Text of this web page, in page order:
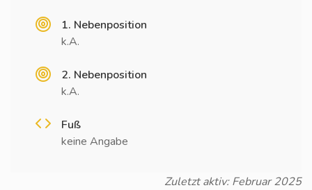
1. Nebenposition
k.A.
2. Nebenposition
k.A.
Fuß
keine Angabe
Zuletzt aktiv: Februar 2025